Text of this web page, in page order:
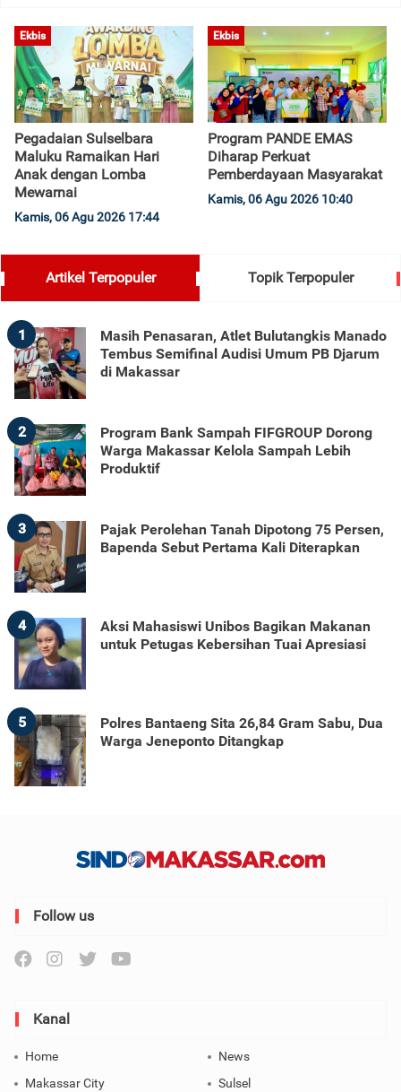
Ekbis
Pegadaian Sulselbara
Maluku Ramaikan Hari
Anak dengan Lomba
Mewarnai
Kamis, 06 Agu 2026 17:44
Ekbis
Program PANDE EMAS
Diharap Perkuat
Pemberdayaan Masyarakat
Kamis, 06 Agu 2026 10:40
Artikel Terpopuler Topik Terpopuler
1
Masih Penasaran, Atlet Bulutangkis Manado
Tembus Semifinal Audisi Umum PB Djarum
di Makassar
2
Program Bank Sampah FIFGROUP Dorong
Warga Makassar Kelola Sampah Lebih
Produktif
3
Pajak Perolehan Tanah Dipotong 75 Persen,
Bapenda Sebut Pertama Kali Diterapkan
4
Aksi Mahasiswi Unibos Bagikan Makanan
untuk Petugas Kebersihan Tuai Apresiasi
5
Polres Bantaeng Sita 26,84 Gram Sabu, Dua
Warga Jeneponto Ditangkap
Follow us
Kanal
Home
News
Makassar City
Sulsel